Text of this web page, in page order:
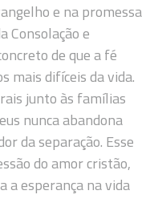
e na promessa
Consolação e
de que a fé
mais difíceis da vida.
junto às famílias
nunca abandona
da separação. Esse
do amor cristão,
a esperança na vida